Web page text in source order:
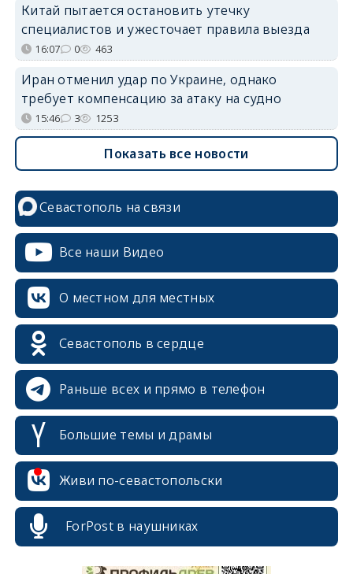
Китай пытается остановить утечку
специалистов и ужесточает правила выезда
16:07 0 463
Иран отменил удар по Украине, однако
требует компенсацию за атаку на судно
15:46 3 1253
Показать все новости
Севастополь на связи
Все наши Видео
О местном для местных
Севастополь в сердце
Раньше всех и прямо в телефон
Большие темы и драмы
Живи по-севастопольски
ForPost в наушниках